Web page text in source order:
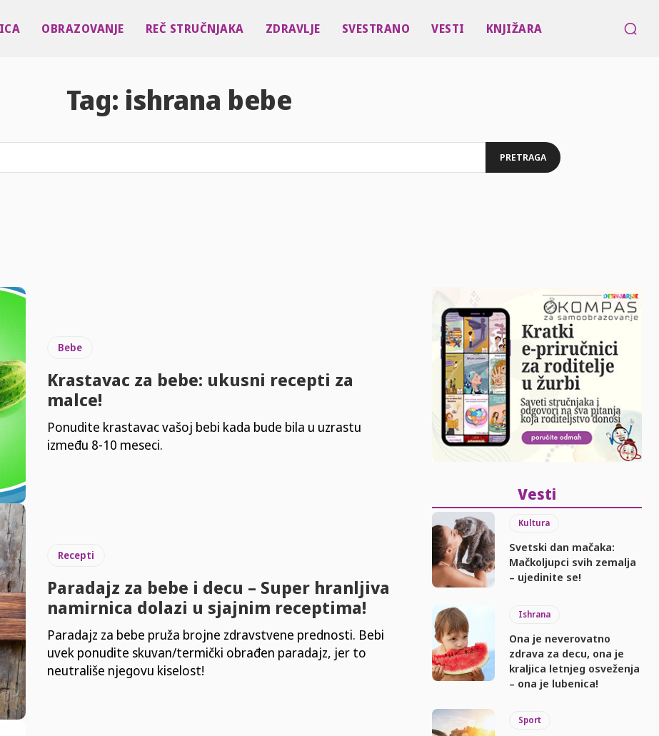
OBRAZOVANJE REČ STRUČNJAKA ZDRAVLJE SVESTRANO VESTI KNJIŽARA
Tag: ishrana bebe
PRETRAGA
Bebe
Krastavac za bebe: ukusni recepti za
malce!
Ponudite krastavac vašoj bebi kada bude bila u uzrastu
između 8-10 meseci.
Recepti
Paradajz za bebe i decu – Super hranljiva
namirnica dolazi u sjajnim receptima!
Paradajz za bebe pruža brojne zdravstvene prednosti. Bebi
uvek ponudite skuvan/termički obrađen paradajz, jer to
neutrališe njegovu kiselost!
Vesti
Kultura
Svetski dan mačaka:
Mačkoljupci svih zemalja
– ujedinite se!
Ishrana
Ona je neverovatno
zdrava za decu, ona je
kraljica letnjeg osveženja
– ona je lubenica!
Sport